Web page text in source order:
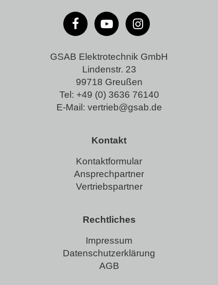
GSAB Elektrotechnik GmbH
Lindenstr. 23
99718 Greußen
Tel: +49 (0) 3636 76140
E-Mail: vertrieb@gsab.de
Kontakt
Kontaktformular
Ansprechpartner
Vertriebspartner
Rechtliches
Impressum
Datenschutzerklärung
AGB